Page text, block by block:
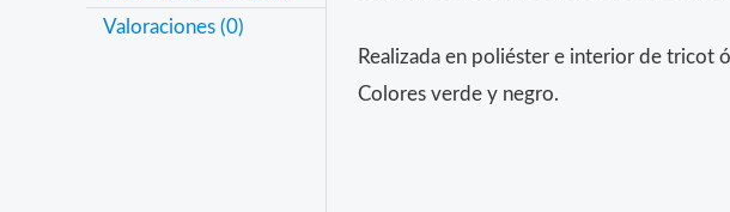
Valoraciones (0)
Realizada en poliéster e interior de tricot
Colores verde y negro.